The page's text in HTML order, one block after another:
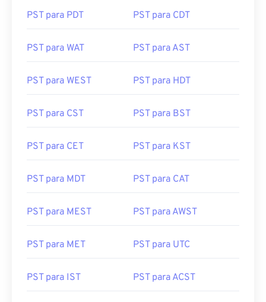
PST para PDT PST para CDT
PST para WAT PST para AST
PST para WEST PST para HDT
PST para CST PST para BST
PST para CET PST para KST
PST para MDT PST para CAT
PST para MEST PST para AWST
PST para MET PST para UTC
PST para IST PST para ACST